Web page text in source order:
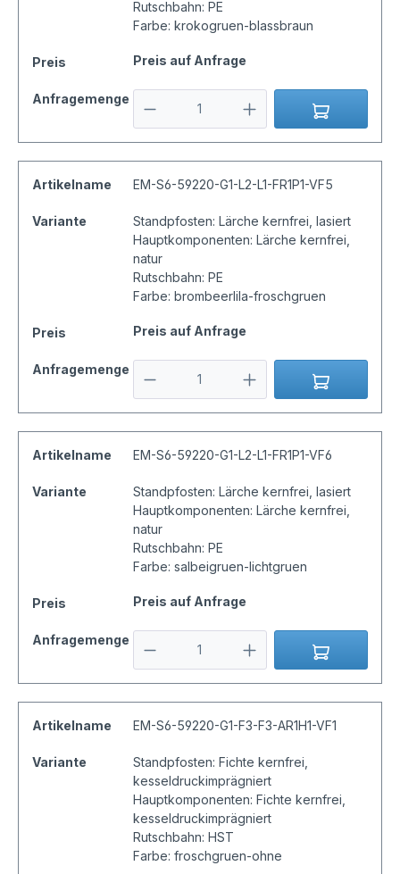
Rutschbahn: PE
Farbe: krokogruen-blassbraun
Preis Preis auf Anfrage
Anfragemenge
Artikelname EM-S6-59220-G1-L2-L1-FR1P1-VF5
Variante
Standpfosten: Lärche kernfrei, lasiert
Hauptkomponenten: Lärche kernfrei,
natur
Rutschbahn: PE
Farbe: brombeerlila-froschgruen
Preis Preis auf Anfrage
Anfragemenge
Artikelname EM-S6-59220-G1-L2-L1-FR1P1-VF6
Variante
Standpfosten: Lärche kernfrei, lasiert
Hauptkomponenten: Lärche kernfrei,
natur
Rutschbahn: PE
Farbe: salbeigruen-lichtgruen
Preis Preis auf Anfrage
Anfragemenge
Artikelname EM-S6-59220-G1-F3-F3-AR1H1-VF1
Variante
Standpfosten: Fichte kernfrei,
kesseldruckimprägniert
Hauptkomponenten: Fichte kernfrei,
kesseldruckimprägniert
Rutschbahn: HST
Farbe: froschgruen-ohne